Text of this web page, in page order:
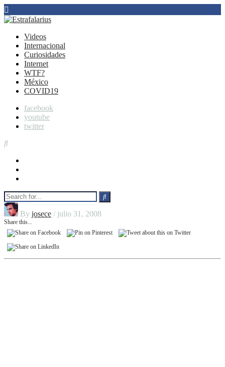
Videos
Internacional
Curiosidades
Internet
WTF?
México
COVID19
facebook
youtube
twitter
By josece / julio 31, 2008
Share this...